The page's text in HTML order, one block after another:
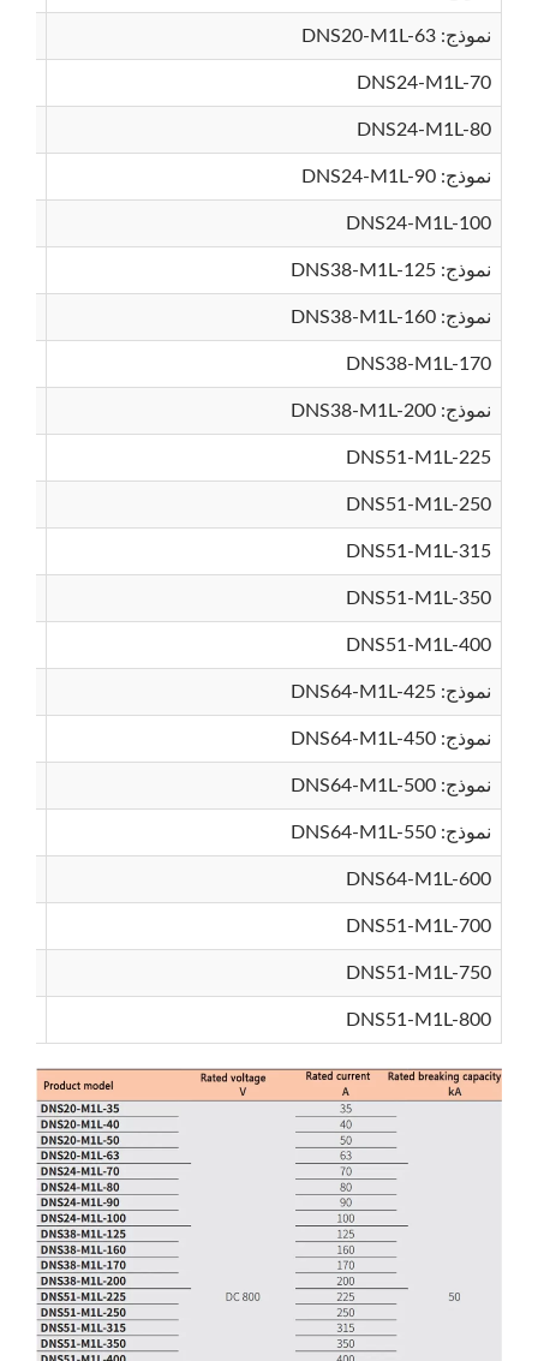
نموذج: DNS20-M1L-63
DNS24-M1L-70
DNS24-M1L-80
نموذج: DNS24-M1L-90
DNS24-M1L-100
نموذج: DNS38-M1L-125
نموذج: DNS38-M1L-160
DNS38-M1L-170
نموذج: DNS38-M1L-200
DNS51-M1L-225
DNS51-M1L-250
DNS51-M1L-315
DNS51-M1L-350
DNS51-M1L-400
نموذج: DNS64-M1L-425
نموذج: DNS64-M1L-450
نموذج: DNS64-M1L-500
نموذج: DNS64-M1L-550
DNS64-M1L-600
DNS51-M1L-700
DNS51-M1L-750
DNS51-M1L-800